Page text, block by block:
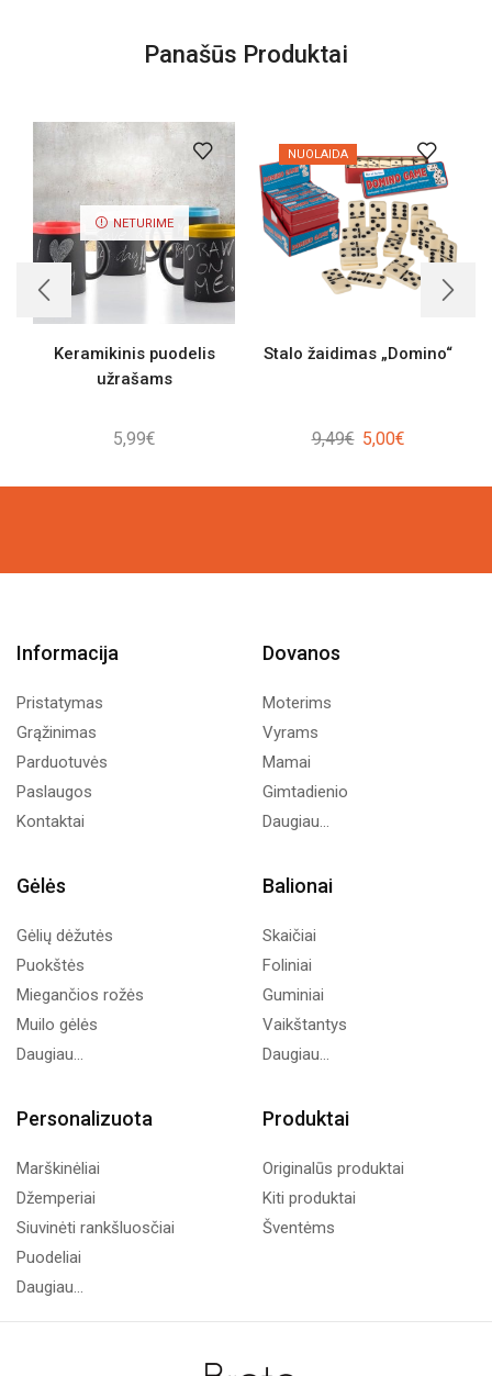
Panašūs Produktai
NETURIME
Keramikinis puodelis
užrašams
5,99€
NUOLAIDA
Stalo žaidimas „Domino“
9,49€ Original
was:
5,00€Current
is:
Informacija
Pristatymas
Grąžinimas
Parduotuvės
Paslaugos
Kontaktai
Dovanos
Moterims
Vyrams
Mamai
Gimtadienio
Daugiau...
Gėlės
Gėlių dėžutės
Puokštės
Miegančios rožės
Muilo gėlės
Daugiau...
Balionai
Skaičiai
Foliniai
Guminiai
Vaikštantys
Daugiau...
Personalizuota
Marškinėliai
Džemperiai
Siuvinėti rankšluosčiai
Puodeliai
Daugiau...
Produktai
Originalūs produktai
Kiti produktai
Šventėms